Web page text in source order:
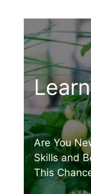
Are You
Skills and
This